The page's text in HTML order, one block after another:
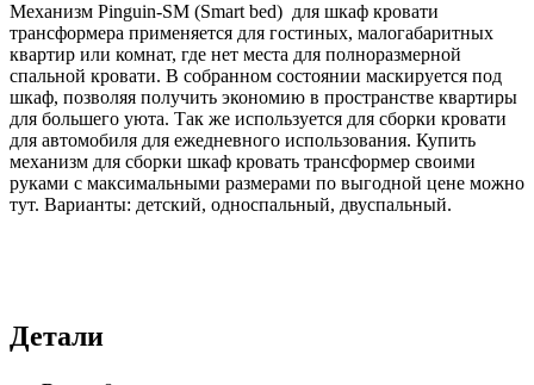
Механизм Pinguin-SM (Smart bed) для шкаф кровати
трансформера применяется для гостиных, малогабаритных
квартир или комнат, где нет места для полноразмерной
спальной кровати. В собранном состоянии маскируется под
шкаф, позволяя получить экономию в пространстве квартиры
для большего уюта. Так же используется для сборки кровати
для автомобиля для ежедневного использования. Купить
механизм для сборки шкаф кровать трансформер своими
руками с максимальными размерами по выгодной цене можно
тут. Варианты: детский, односпальный, двуспальный.
Детали